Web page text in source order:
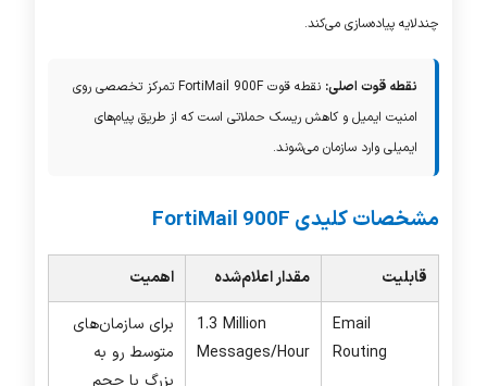
چندلایه پیاده‌سازی می‌کند.
نقطه قوت اصلی: نقطه قوتFortiMail 900Fتمرکز تخصصی روی
امنیت ایمیل و کاهش ریسک حملاتی است که از طریق پیام‌های
ایمیلی وارد سازمان می‌شوند.
مشخصات کلیدی FortiMail 900F
قابلیت مقدار اعلام‌شده اهمیت
Email
Routing
1.3 Million
Messages/Hour
برای سازمان‌های
متوسط رو به
بزرگ با حجم